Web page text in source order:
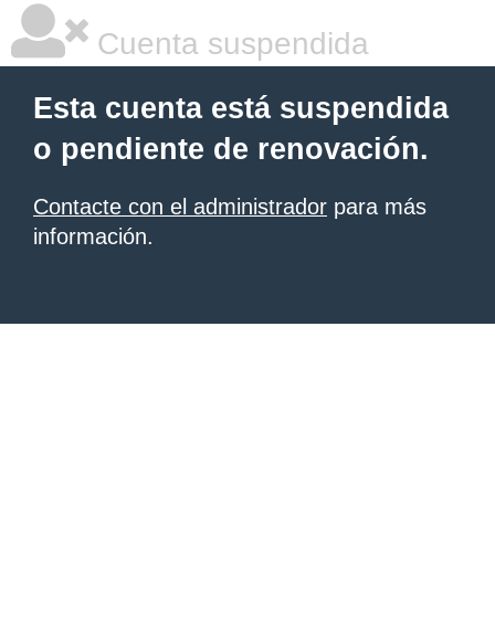
Cuenta suspendida
Esta cuenta está suspendida
o pendiente de renovación.
Contacte con el administrador para más
información.